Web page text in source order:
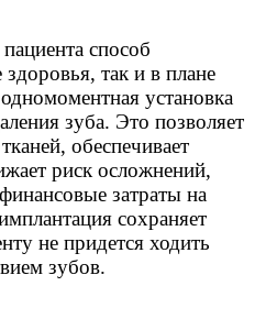
способ
так и в плане
установка
зуба. Это позволяет
обеспечивает
риск осложнений,
затраты на
сохраняет
не придется ходить
зубов.